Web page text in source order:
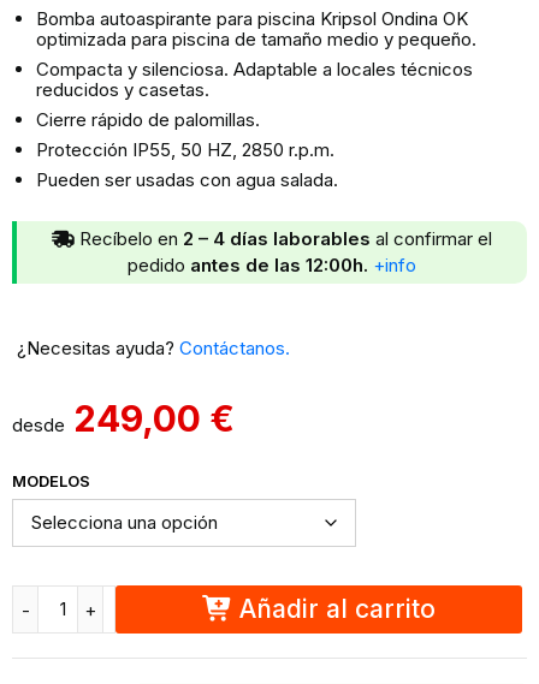
Bomba autoaspirante para piscina Kripsol Ondina OK
optimizada para piscina de tamaño medio y pequeño.
Compacta y silenciosa. Adaptable a locales técnicos
reducidos y casetas.
Cierre rápido de palomillas.
Protección IP55, 50 HZ, 2850 r.p.m.
Pueden ser usadas con agua salada.
Recíbelo en 2 – 4 días laborables al confirmar el
pedido antes de las 12:00h. +info
¿Necesitas ayuda? Contáctanos.
desde 249,00 €
MODELOS
Añadir al carrito